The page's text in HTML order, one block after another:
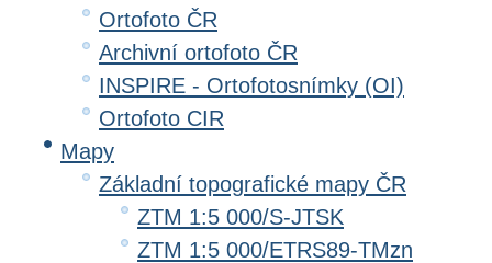
Ortofoto ČR
Archivní ortofoto ČR
INSPIRE - Ortofotosnímky (OI)
Ortofoto CIR
Mapy
Základní topografické mapy ČR
ZTM 1:5 000/S-JTSK
ZTM 1:5 000/ETRS89-TMzn